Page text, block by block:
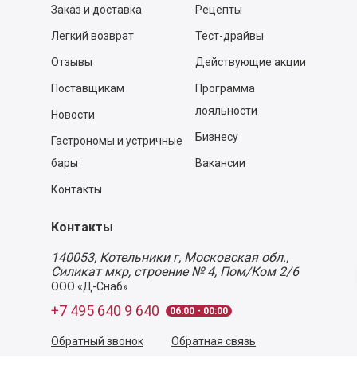
Заказ и доставка
Легкий возврат
Отзывы
Поставщикам
Новости
Гастрономы и устричные
бары
Контакты
Рецепты
Тест-драйвы
Действующие акции
Программа
лояльности
Бизнесу
Вакансии
Контакты
140053, Котельники г, Московская обл.,
Силикат мкр, строение № 4, Пом/Ком 2/6
ООО «Д-Снаб»
+7 495 640 9 640 06:00 - 00:00
Обратный звонок Обратная связь